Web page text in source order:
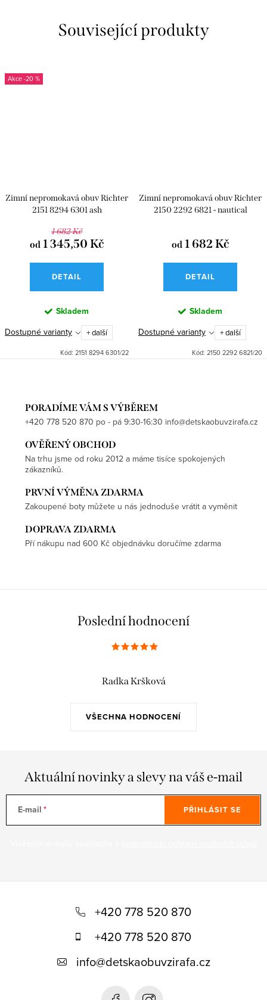
Související produkty
-20 %
Zimní nepromokavá obuv Richter
2151 8294 6301 ash
1 682 Kč
od1 345,50 Kč
DETAIL
Skladem
Dostupné varianty + další
Kód: 2151 8294 6301/22
Zimní nepromokavá obuv Richter
2150 2292 6821 - nautical
od1 682 Kč
DETAIL
Skladem
Dostupné varianty + další
Kód: 2150 2292 6821/20
PORADÍME VÁM S VÝBĚREM
+420 778 520 870 po - pá 9:30-16:30 info@detskaobuvzirafa.cz
OVĚŘENÝ OBCHOD
Na trhu jsme od roku 2012 a máme tisíce spokojených
zákazníků.
PRVNÍ VÝMĚNA ZDARMA
Zakoupené boty můžete u nás jednoduše vrátit a vyměnit
DOPRAVA ZDARMA
Pří nákupu nad 600 Kč objednávku doručíme zdarma
Poslední hodnocení
VŠECHNA HODNOCENÍ
Radka Kršková
Aktuální novinky a slevy na váš e-mail
E-mail PŘIHLÁSIT SE
+420 778 520 870
+420 778 520 870
info@detskaobuvzirafa.cz